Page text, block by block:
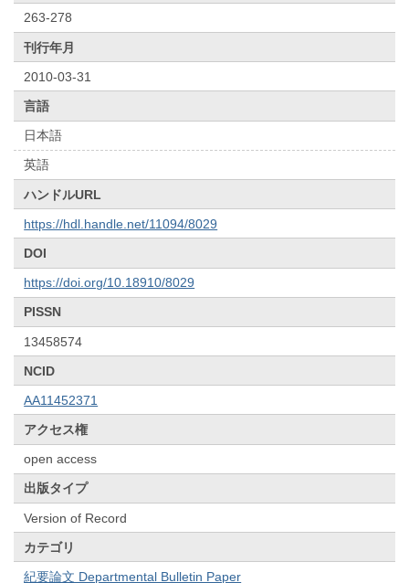
263-278
刊行年月
2010-03-31
言語
日本語
英語
ハンドルURL
https://hdl.handle.net/11094/8029
DOI
https://doi.org/10.18910/8029
PISSN
13458574
NCID
AA11452371
アクセス権
open access
出版タイプ
Version of Record
カテゴリ
紀要論文 Departmental Bulletin Paper